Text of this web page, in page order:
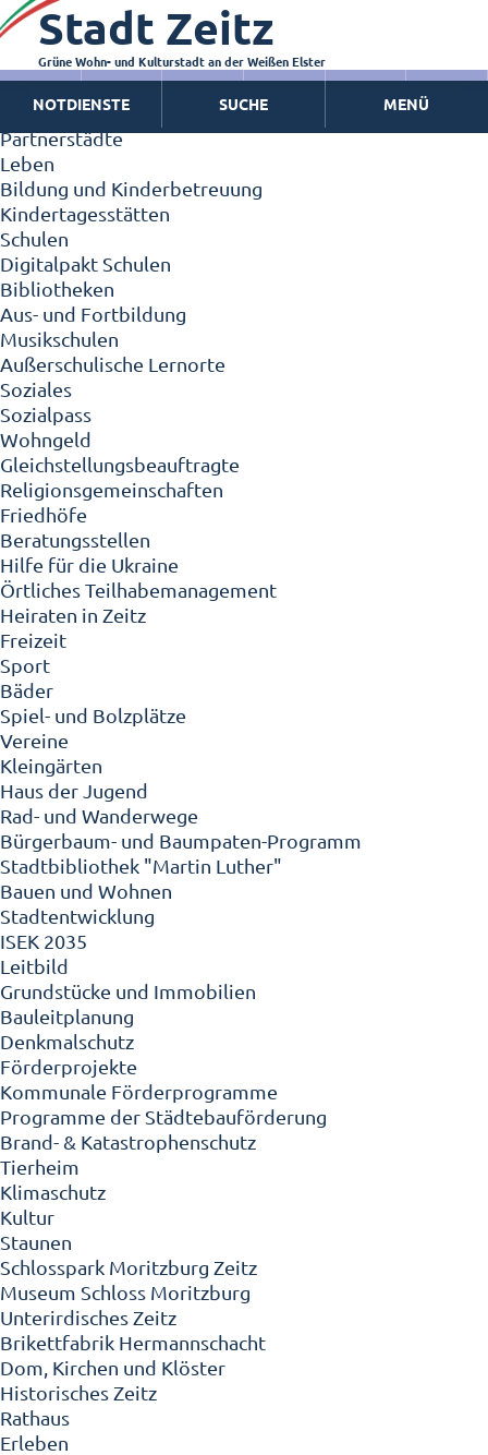
Zeitz - Die Kleinstadt
Willkommen in Zeitz!
Interview mit Oberbürgermeister Christian Thieme
Zeitz - Stadt der Zukunft
Ortschaften
Partnerstädte
Leben
Bildung und Kinderbetreuung
Kindertagesstätten
Schulen
Digitalpakt Schulen
Bibliotheken
Aus- und Fortbildung
Musikschulen
Außerschulische Lernorte
Soziales
Sozialpass
Wohngeld
Gleichstellungsbeauftragte
Religionsgemeinschaften
Friedhöfe
Beratungsstellen
Hilfe für die Ukraine
Örtliches Teilhabemanagement
Heiraten in Zeitz
Freizeit
Sport
Bäder
Spiel- und Bolzplätze
Vereine
Kleingärten
Haus der Jugend
Rad- und Wanderwege
Bürgerbaum- und Baumpaten-Programm
Stadtbibliothek "Martin Luther"
Bauen und Wohnen
Stadtentwicklung
ISEK 2035
Leitbild
Grundstücke und Immobilien
Bauleitplanung
Denkmalschutz
Förderprojekte
Kommunale Förderprogramme
Programme der Städtebauförderung
Brand- & Katastrophenschutz
Tierheim
Klimaschutz
Kultur
Staunen
Schlosspark Moritzburg Zeitz
Museum Schloss Moritzburg
Unterirdisches Zeitz
Brikettfabrik Hermannschacht
Dom, Kirchen und Klöster
Historisches Zeitz
Rathaus
Erleben
Stadt Zeitz
Grüne Wohn- und Kulturstadt an der Weißen Elster
NOTDIENSTE SUCHE MENÜ